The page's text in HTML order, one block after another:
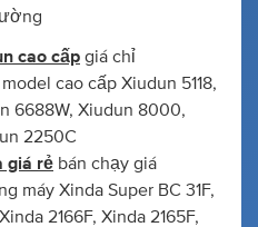
cao cấp giá chỉ
cao cấp Xiudun 5118,
6688W, Xiudun 8000,
2250C
giá rẻ bán chạy giá
máy Xinda Super BC 31F,
2166F, Xinda 2165F,